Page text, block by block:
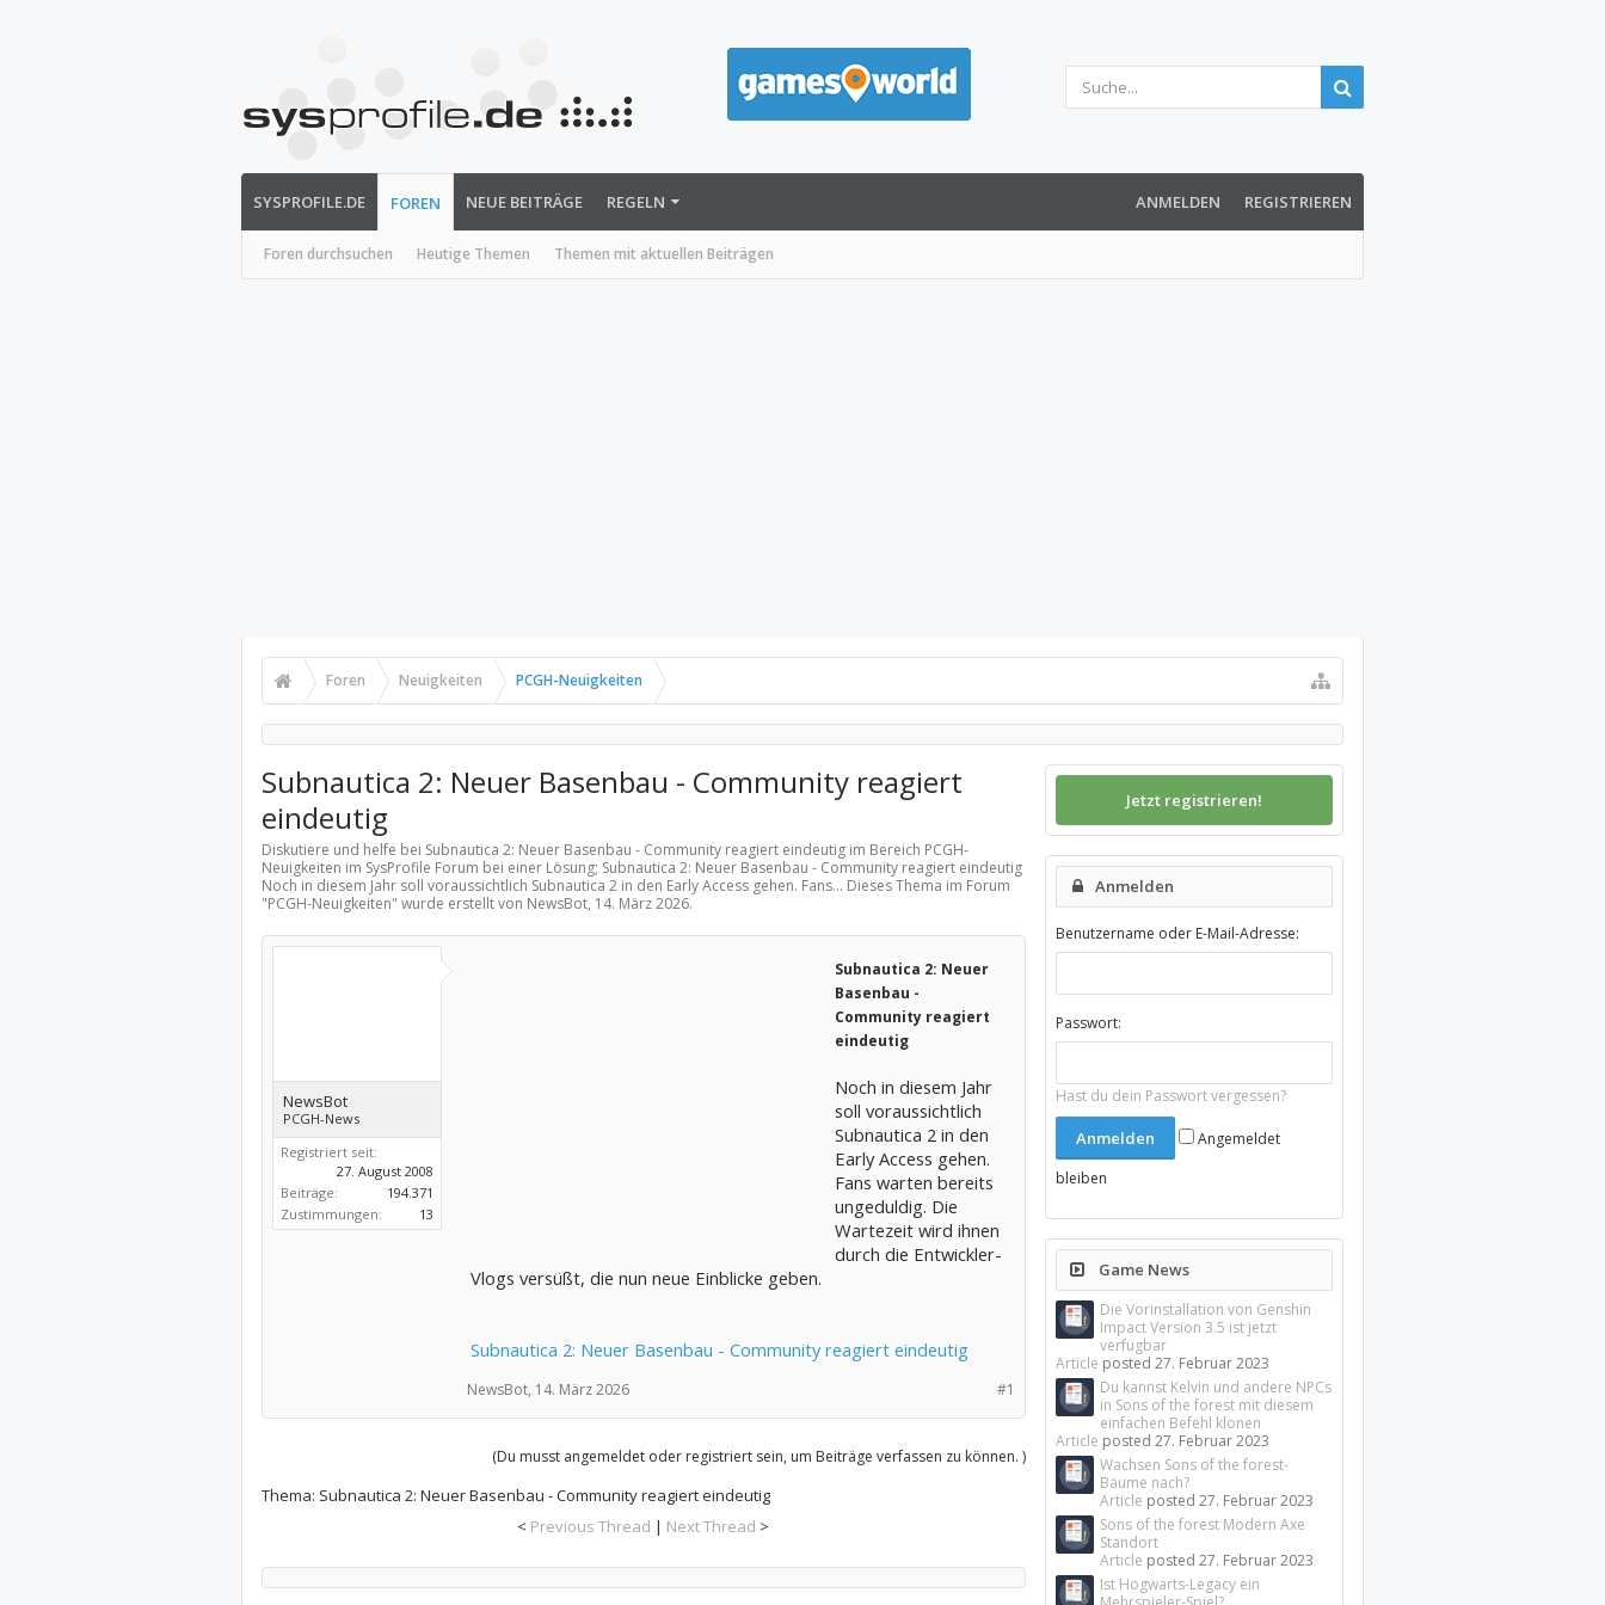
SYSPROFILE.DE FOREN
Foren durchsuchen Heutige Themen Themen mit aktuellen Beiträgen
NEUE BEITRÄGE REGELN ANMELDEN REGISTRIEREN
Foren Neuigkeiten PCGH-Neuigkeiten
Subnautica 2: Neuer Basenbau - Community reagiert
eindeutig
Diskutiere und helfe bei Subnautica 2: Neuer Basenbau - Community reagiert eindeutig im Bereich PCGH-
Neuigkeiten im SysProfile Forum bei einer Lösung; Subnautica 2: Neuer Basenbau - Community reagiert eindeutig
Noch in diesem Jahr soll voraussichtlich Subnautica 2 in den Early Access gehen. Fans... Dieses Thema im Forum
"PCGH-Neuigkeiten" wurde erstellt von NewsBot, 14. März 2026.
NewsBot
PCGH-News
Registriert seit:
27. August 2008
Beiträge:
194.371
Zustimmungen:
13
Subnautica 2: Neuer
Basenbau -
Community reagiert
eindeutig
Noch in diesem Jahr
soll voraussichtlich
Subnautica 2 in den
Early Access gehen.
Fans warten bereits
ungeduldig. Die
Wartezeit wird ihnen
durch die Entwickler-
Vlogs versüßt, die nun neue Einblicke geben.
Subnautica 2: Neuer Basenbau - Community reagiert eindeutig
#1
NewsBot, 14. März 2026
(Du musst angemeldet oder registriert sein, um Beiträge verfassen zu können. )
Thema: Subnautica 2: Neuer Basenbau - Community reagiert eindeutig
< Previous Thread | Next Thread >
Jetzt registrieren!
Anmelden
Benutzername oder E-Mail-Adresse:
Passwort:
Hast du dein Passwort vergessen?
Angemeldet
bleiben
Game News
Die Vorinstallation von Genshin
Impact Version 3.5 ist jetzt
verfügbar
Article posted27. Februar 2023
Du kannst Kelvin und andere NPCs
in Sons of the forest mit diesem
einfachen Befehl klonen
Article posted27. Februar 2023
Wachsen Sons of the forest-
Bäume nach?
Article posted27. Februar 2023
Sons of the forest Modern Axe
Standort
Article posted27. Februar 2023
Ist Hogwarts-Legacy ein